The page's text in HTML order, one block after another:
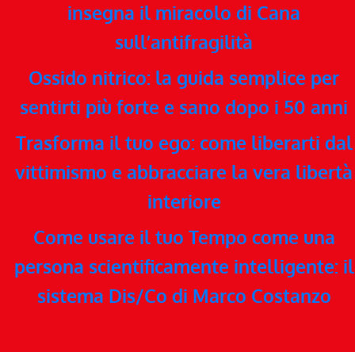
insegna il miracolo di Cana
sull’antifragilità
Ossido nitrico: la guida semplice per
sentirti più forte e sano dopo i 50 anni
Trasforma il tuo ego: come liberarti dal
vittimismo e abbracciare la vera libertà
interiore
Come usare il tuo Tempo come una
persona scientificamente intelligente: il
sistema Dis/Co di Marco Costanzo